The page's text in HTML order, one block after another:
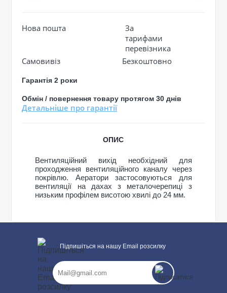
Нова пошта
За
тарифами
перевізника
Самовивіз
Безкоштовно
Гарантія 2 роки
Обмін / повернення товару протягом 30 днів
Детальніше про гарантії
ОПИС
Вентиляційний вихід необхідний для
проходження вентиляційного каналу через
покрівлю. Аератори застосовуються для
вентиляції на дахах з металочерепиці з
низьким профілем висотою хвилі до 24 мм.
Розміри
Габарити упаковки
510х200х470 мм
Висота
Діаметр
Вага
Вага упаковки
Написати відгук
Ваше ім’я:
Підпишіться на нашу Email розсилку